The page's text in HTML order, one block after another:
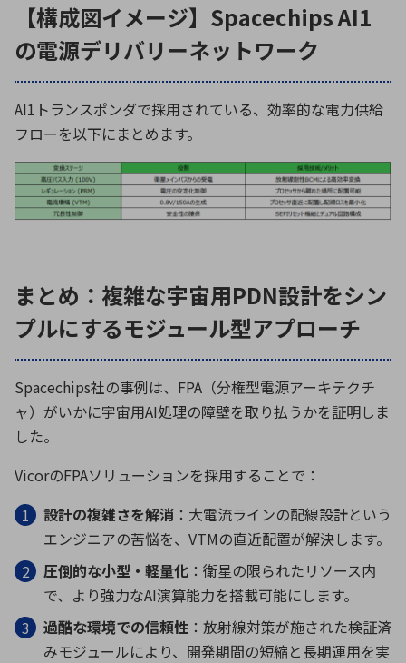
【構成図イメージ】Spacechips AI1
の電源デリバリーネットワーク
AI1 トランスポンダで採用されている、効率的な電力供給
フローを以下にまとめます。
まとめ：複雑な宇宙用PDN設計をシン
プルにするモジュール型アプローチ
Spacechips社の事例は、 FPA （分権型電源アーキテクチ
ャ）がいかに宇宙用AI処理の障壁を取り払うかを証明しま
した。
VicorのFPAソリューションを採用することで：
設計の複雑さを解消 ：大電流ラインの配線設計という
エンジニアの苦悩を、 VTMの直近配置が解決します。
圧倒的な小型・軽量化 ：衛星の限られたリソース内
で、より強力なAI演算能力を搭載可能にします。
過酷な環境での信頼性 ：放射線対策が施された検証済
みモジュールにより、開発期間の短縮と長期運用を実